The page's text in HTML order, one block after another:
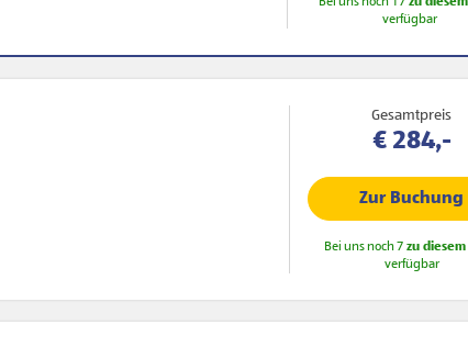
verfügbar
Gesamtpreis
€ 284,-
Zur Buchung
Bei uns noch 7 zu diesem
verfügbar